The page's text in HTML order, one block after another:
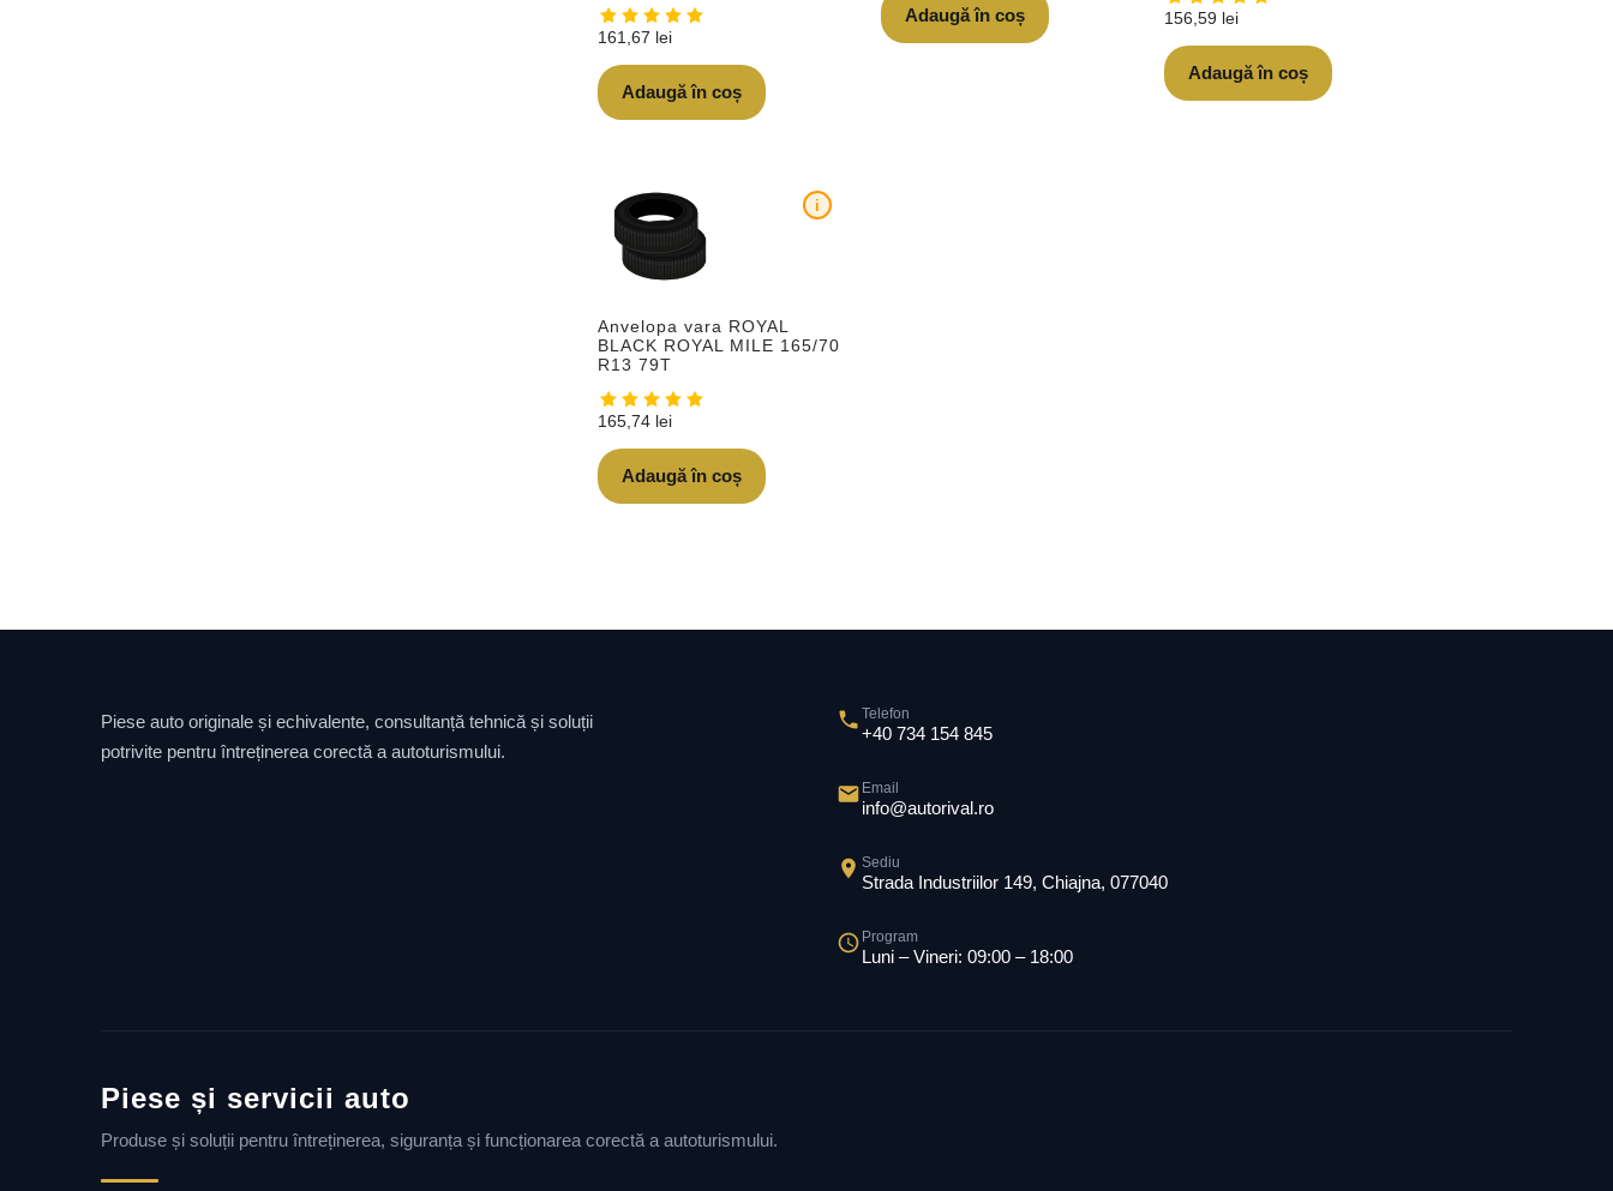
161,67 lei
Adaugă în coș
Adaugă în coș 156,59 lei
Adaugă în coș
Anvelopa vara ROYAL
BLACK ROYAL MILE 165/70
R13 79T
i
165,74 lei
Adaugă în coș
Piese auto originale și echivalente, consultanță tehnică și soluții
potrivite pentru întreținerea corectă a autoturismului.
Telefon
+40 734 154 845
Email
info@autorival.ro
Sediu
Strada Industriilor 149, Chiajna, 077040
Program
Luni – Vineri: 09:00 – 18:00
Piese și servicii auto
Produse și soluții pentru întreținerea, siguranța și funcționarea corectă a autoturismului.